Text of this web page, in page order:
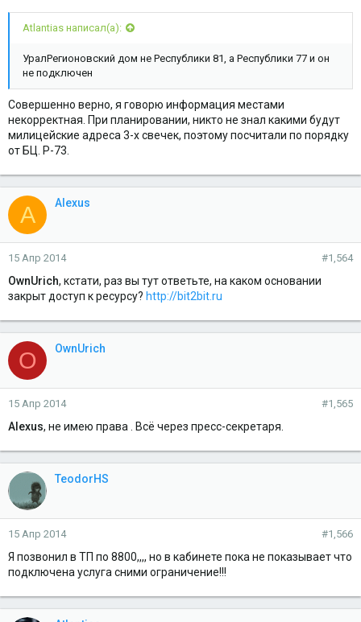
Atlantias написал(а):
УралРегионовский дом не Республики 81, а Республики 77 и он
не подключен
Совершенно верно, я говорю информация местами
некорректная. При планировании, никто не знал какими будут
милицейские адреса 3-х свечек, поэтому посчитали по порядку
от БЦ. Р-73.
A Alexus
15 Апр 2014 #1,564
OwnUrich, кстати, раз вы тут ответьте, на каком основании
закрыт доступ к ресурсу? http://bit2bit.ru
O OwnUrich
15 Апр 2014 #1,565
Alexus, не имею права . Всё через пресс-секретаря.
TeodorHS
15 Апр 2014 #1,566
Я позвонил в ТП по 8800,,,, но в кабинете пока не показывает что
подключена услуга сними ограничение!!!